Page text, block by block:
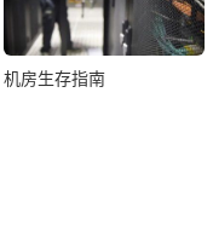
机房生存指南